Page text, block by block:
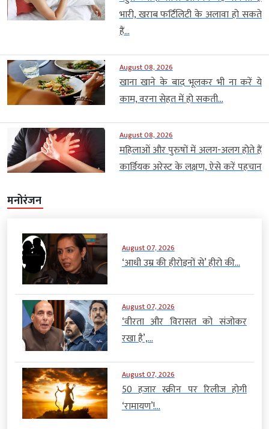
भारी, खराब फर्टिलिटी के अलावा हो सकते
हैं...
August 08, 2026
खाना खाने के बाद भूलकर भी ना करें ये
काम, वरना सेहत में हो सकती...
August 08, 2026
महिलाओं और पुरुषों में अलग-अलग होते हैं
कार्डियक अरेस्ट के लक्षण, ऐसे करें पहचान
मनोरंजन
August 07, 2026
‘आधी उम्र की हीरोइनों से’ हीरो की...
August 07, 2026
‘वीरता और विरासत को संजोकर
रखा है’,...
August 07, 2026
50 हजार स्क्रीन पर रिलीज होगी
‘रामायण’!...